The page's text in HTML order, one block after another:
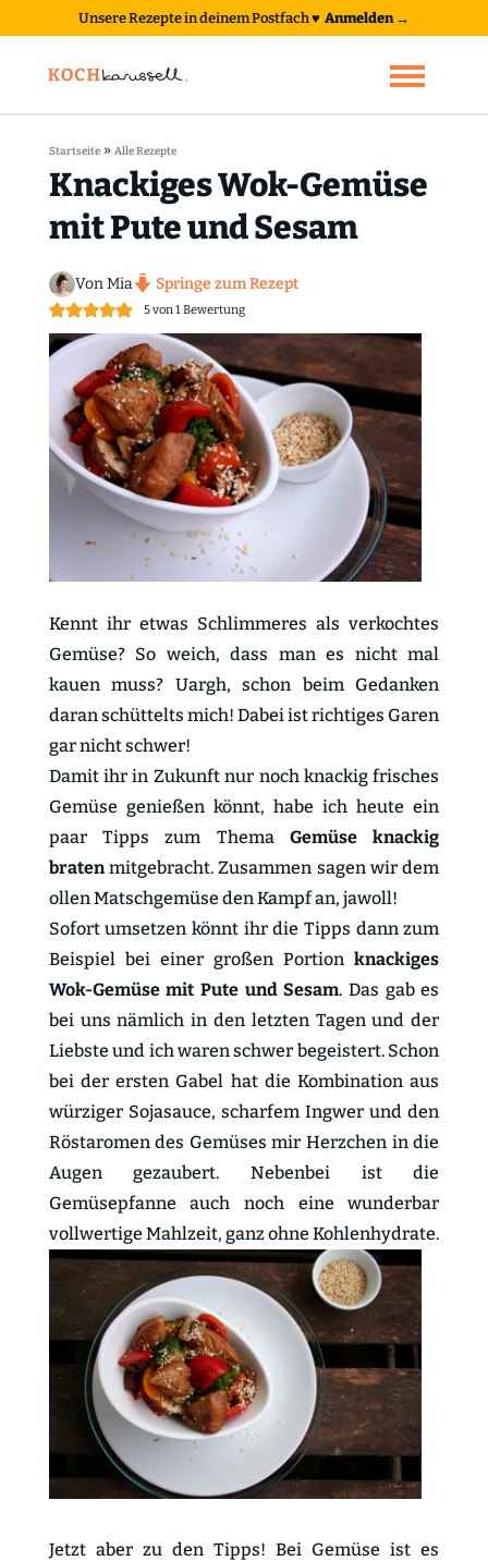
Unsere Rezepte in deinem Postfach♥ Anmelden →
Startseite» Alle Rezepte
Knackiges Wok-Gemüse
mit Pute und Sesam
Von Mia Springe zum Rezept
5von 1 Bewertung
Kennt ihr etwas Schlimmeres als verkochtes
Gemüse? So weich, dass man es nicht mal
kauen muss? Uargh, schon beim Gedanken
daran schüttelts mich! Dabei ist richtiges Garen
gar nicht schwer!
Damit ihr in Zukunft nur noch knackig frisches
Gemüse genießen könnt, habe ich heute ein
paar Tipps zum Thema Gemüse knackig
bratenmitgebracht. Zusammen sagen wir dem
ollen Matschgemüse den Kampf an, jawoll!
Sofort umsetzen könnt ihr die Tipps dann zum
Beispiel bei einer großen Portionknackiges
Wok-Gemüse mit Pute und Sesam. Das gab es
bei uns nämlich in den letzten Tagen und der
Liebste und ich waren schwer begeistert. Schon
bei der ersten Gabel hat die Kombination aus
würziger Sojasauce, scharfem Ingwer und den
Röstaromen des Gemüses mir Herzchen in die
Augen gezaubert. Nebenbei ist die
Gemüsepfanne auch noch eine wunderbar
vollwertige Mahlzeit, ganz ohne Kohlenhydrate.
Jetzt aber zu den Tipps! Bei Gemüse ist es